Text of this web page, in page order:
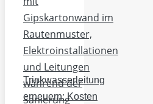
Trinkwasserleitung
erneuern: Kosten